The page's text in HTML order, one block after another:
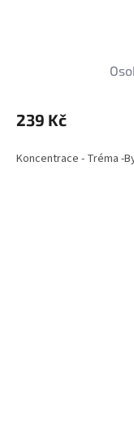
239 Kč
Koncentrace - Tréma -